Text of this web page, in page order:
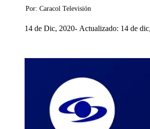
Por: Caracol Televisión
14 de Dic, 2020 Actualizado: 14 de